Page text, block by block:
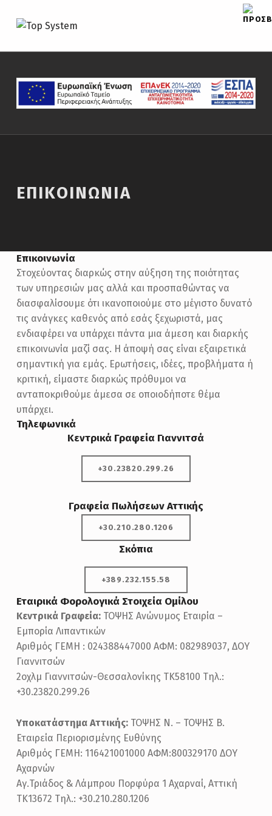
ΕΠΙΚΟΙΝΩΝΊΑ
Επικοινωνία
Στοχεύοντας διαρκώς στην αύξηση της ποιότητας
των υπηρεσιών μας αλλά και προσπαθώντας να
διασφαλίσουμε ότι ικανοποιούμε στο μέγιστο δυνατό
τις ανάγκες καθενός από εσάς ξεχωριστά, μας
ενδιαφέρει να υπάρχει πάντα μια άμεση και διαρκής
επικοινωνία μαζί σας. Η άποψή σας είναι εξαιρετικά
σημαντική για εμάς. Ερωτήσεις, ιδέες, προβλήματα ή
κριτική, είμαστε διαρκώς πρόθυμοι να
ανταποκριθούμε άμεσα σε οποιοδήποτε θέμα
υπάρχει.
Τηλεφωνικά
Κεντρικά Γραφεία Γιαννιτσά
+30.23820.299.26
Γραφεία Πωλήσεων Αττικής
+30.210.280.1206
Σκόπια
+389.232.155.58
Εταιρικά Φορολογικά Στοιχεία Ομίλου
Κεντρικά Γραφεία: ΤΟΨΗΣ Ανώνυμος Εταιρία –
Εμπορία Λιπαντικών
Αριθμός ΓΕΜΗ : 024388447000 ΑΦΜ: 082989037, ΔΟΥ
Γιαννιτσών
2οχλμ Γιαννιτσών-Θεσσαλονίκης ΤΚ58100 Τηλ.:
+30.23820.299.26
Υποκατάστημα Αττικής: ΤΟΨΗΣ Ν. – ΤΟΨΗΣ Β.
Εταιρεία Περιορισμένης Ευθύνης
Αριθμός ΓΕΜΗ: 116421001000 ΑΦΜ:800329170 ΔΟΥ
Αχαρνών
Αγ.Τριάδος & Λάμπρου Πορφύρα 1 Αχαρναί, Αττική
ΤΚ13672 Τηλ.: +30.210.280.1206